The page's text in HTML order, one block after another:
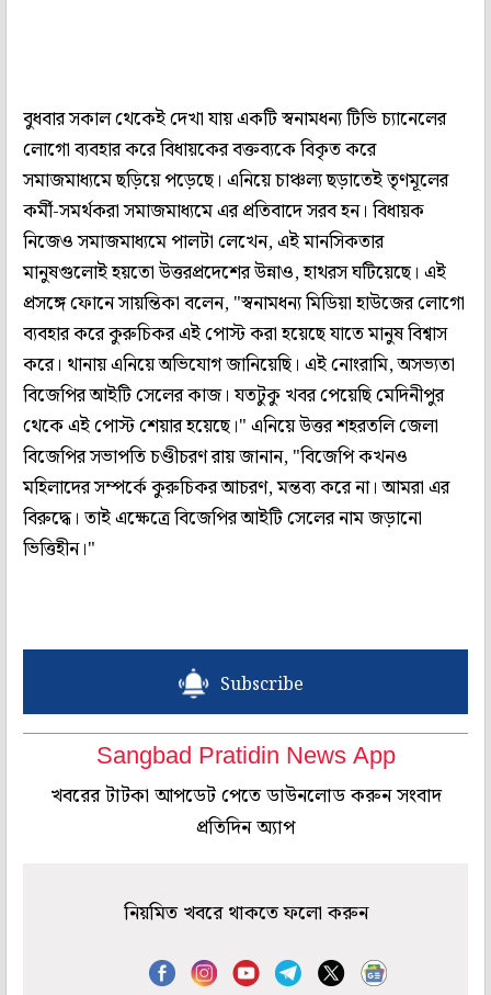
বুধবার সকাল থেকেই দেখা যায় একটি স্বনামধন্য টিভি চ্যানেলের
লোগো ব্যবহার করে বিধায়কের বক্তব্যকে বিকৃত করে
সমাজমাধ্যমে ছড়িয়ে পড়েছে। এনিয়ে চাঞ্চল্য ছড়াতেই তৃণমূলের
কর্মী-সমর্থকরা সমাজমাধ্যমে এর প্রতিবাদে সরব হন। বিধায়ক
নিজেও সমাজমাধ্যমে পালটা লেখেন, এই মানসিকতার
মানুষগুলোই হয়তো উত্তরপ্রদেশের উন্নাও, হাথরস ঘটিয়েছে। এই
প্রসঙ্গে ফোনে সায়ন্তিকা বলেন, "স্বনামধন্য মিডিয়া হাউজের লোগো
ব্যবহার করে কুরুচিকর এই পোস্ট করা হয়েছে যাতে মানুষ বিশ্বাস
করে। থানায় এনিয়ে অভিযোগ জানিয়েছি। এই নোংরামি, অসভ্যতা
বিজেপির আইটি সেলের কাজ। যতটুকু খবর পেয়েছি মেদিনীপুর
থেকে এই পোস্ট শেয়ার হয়েছে।" এনিয়ে উত্তর শহরতলি জেলা
বিজেপির সভাপতি চণ্ডীচরণ রায় জানান, "বিজেপি কখনও
মহিলাদের সম্পর্কে কুরুচিকর আচরণ, মন্তব্য করে না। আমরা এর
বিরুদ্ধে। তাই এক্ষেত্রে বিজেপির আইটি সেলের নাম জড়ানো
ভিত্তিহীন।"
Subscribe
Sangbad Pratidin News App
খবরের টাটকা আপডেট পেতে ডাউনলোড করুন সংবাদ
প্রতিদিন অ্যাপ
নিয়মিত খবরে থাকতে ফলো করুন